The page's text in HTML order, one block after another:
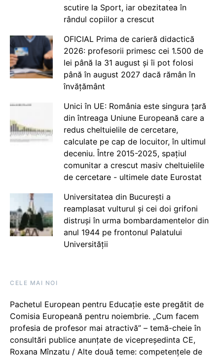
scutire la Sport, iar obezitatea în
rândul copiilor a crescut
OFICIAL Prima de carieră didactică
2026: profesorii primesc cei 1.500 de
lei până la 31 august și îi pot folosi
până în august 2027 dacă rămân în
învățământ
Unici în UE: România este singura țară
din întreaga Uniune Europeană care a
redus cheltuielile de cercetare,
calculate pe cap de locuitor, în ultimul
deceniu. Între 2015-2025, spațiul
comunitar a crescut masiv cheltuielile
de cercetare - ultimele date Eurostat
Universitatea din București a
reamplasat vulturul și cei doi grifoni
distruși în urma bombardamentelor din
anul 1944 pe frontonul Palatului
Universității
CELE MAI NOI
Pachetul European pentru Educație este pregătit de
Comisia Europeană pentru noiembrie. „Cum facem
profesia de profesor mai atractivă” – temă-cheie în
consultări publice anunțate de vicepreședinta CE,
Roxana Mînzatu / Alte două teme: competențele de